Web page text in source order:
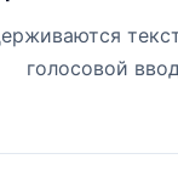
голосовой ввод